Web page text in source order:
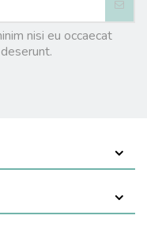
nisi eu occaecat